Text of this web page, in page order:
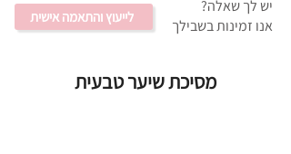
לייעוץ והתאמה אישית
יש לך שאלה?
אנו זמינות בשבילך
מסיכת שיער טבעית